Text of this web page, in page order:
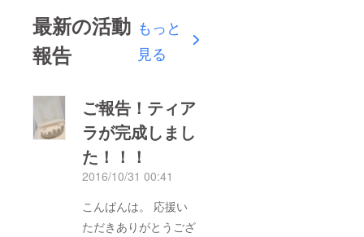
最新の活動
報告
もっと
見る
ご報告！ティア
ラが完成しまし
た！！！
2016/10/31 00:41
こんばんは。 応援い
ただきありがとうござ